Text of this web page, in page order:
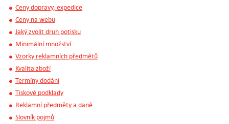
Ceny dopravy, expedice
Ceny na webu
Jaký zvolit druh potisku
Minimální množství
Vzorky reklamních předmětů
Kvalita zboží
Termíny dodání
Tiskové podklady
Reklamní předměty a daně
Slovník pojmů